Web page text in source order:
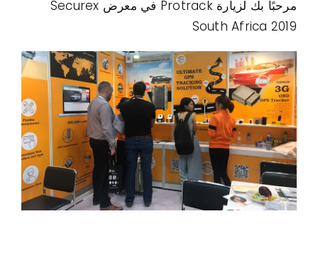
اتصال
حالات الاستخدام
مرحبًا بك لزيارة Protrack في معرض Securex
South Africa 2019